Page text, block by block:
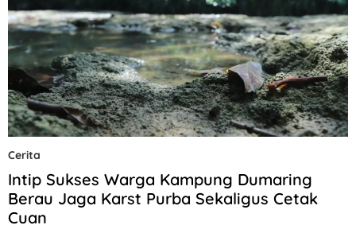
Cerita
Intip Sukses Warga Kampung Dumaring
Berau Jaga Karst Purba Sekaligus Cetak
Cuan